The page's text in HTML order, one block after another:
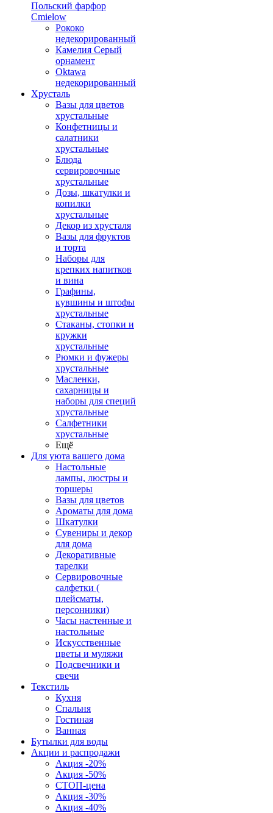
Польский фарфор
Сmielow
Рококо
недекорированный
Камелия Серый
орнамент
Oktawa
недекорированный
Хрусталь
Вазы для цветов
хрустальные
Конфетницы и
салатники
хрустальные
Блюда
сервировочные
хрустальные
Дозы, шкатулки и
копилки
хрустальные
Декор из хрусталя
Вазы для фруктов
и торта
Наборы для
крепких напитков
и вина
Графины,
кувшины и штофы
хрустальные
Стаканы, стопки и
кружки
хрустальные
Рюмки и фужеры
хрустальные
Масленки,
сахарницы и
наборы для специй
хрустальные
Салфетники
хрустальные
Ещё
Для уюта вашего дома
Настольные
лампы, люстры и
торшеры
Вазы для цветов
Ароматы для дома
Шкатулки
Сувениры и декор
для дома
Декоративные
тарелки
Сервировочные
салфетки (
плейсматы,
персонники)
Часы настенные и
настольные
Искусственные
цветы и муляжи
Подсвечники и
свечи
Текстиль
Кухня
Спальня
Гостиная
Ванная
Бутылки для воды
Акции и распродажи
Акция -20%
Акция -50%
СТОП-цена
Акция -30%
Акция -40%